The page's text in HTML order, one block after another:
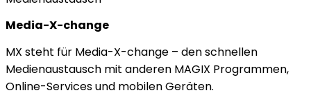
Media-X-change
MX steht für Media-X-change – den schnellen
Medienaustausch mit anderen MAGIX Programmen,
Online-Services und mobilen Geräten.